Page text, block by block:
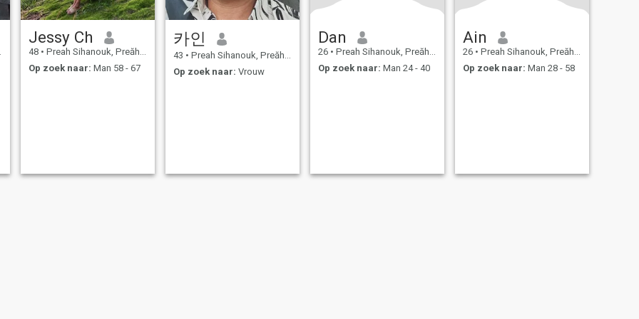
Jessy Ch
48 • Preah Sihanouk, Preăh Seihânŭ, Cambodja
Op zoek naar: Man 58 - 67
카인
43 • Preah Sihanouk, Preăh Seihânŭ, Cambodja
Op zoek naar: Vrouw
Dan
26 • Preah Sihanouk, Preăh Seihânŭ, Cambodja
Op zoek naar: Man 24 - 40
Ain
26 • Preah Sihanouk, Preăh Seihânŭ, Cambodja
Op zoek naar: Man 28 - 58